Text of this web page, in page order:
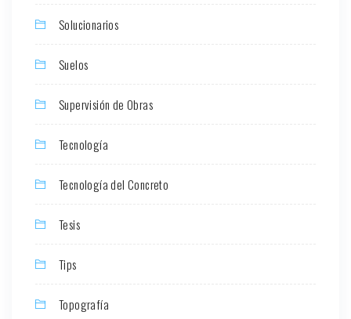
Solucionarios
Suelos
Supervisión de Obras
Tecnología
Tecnología del Concreto
Tesis
Tips
Topografía